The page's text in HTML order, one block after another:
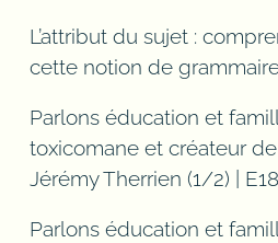
L’attribut du sujet :
cette notion de
Parlons éducation et
toxicomane et créateur
Jérémy Therrien (1/2) |
Parlons éducation et